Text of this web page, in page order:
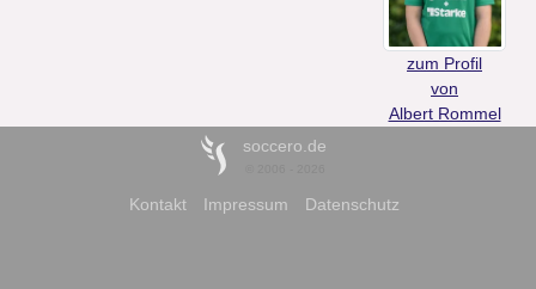
zum Profil
von
Albert Rommel
soccero.de
Kontakt Impressum Datenschutz